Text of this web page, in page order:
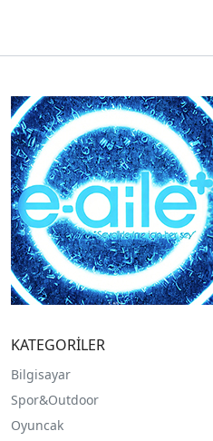
KATEGORİLER
Bilgisayar
Spor&Outdoor
Oyuncak